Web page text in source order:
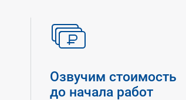
Озвучим стоимость
до начала работ